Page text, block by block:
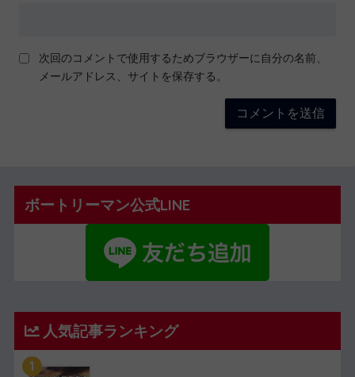
次回のコメントで使用するためブラウザーに自分の名前、
メールアドレス、サイトを保存する。
ボートリーマン公式LINE
人気記事ランキング
1